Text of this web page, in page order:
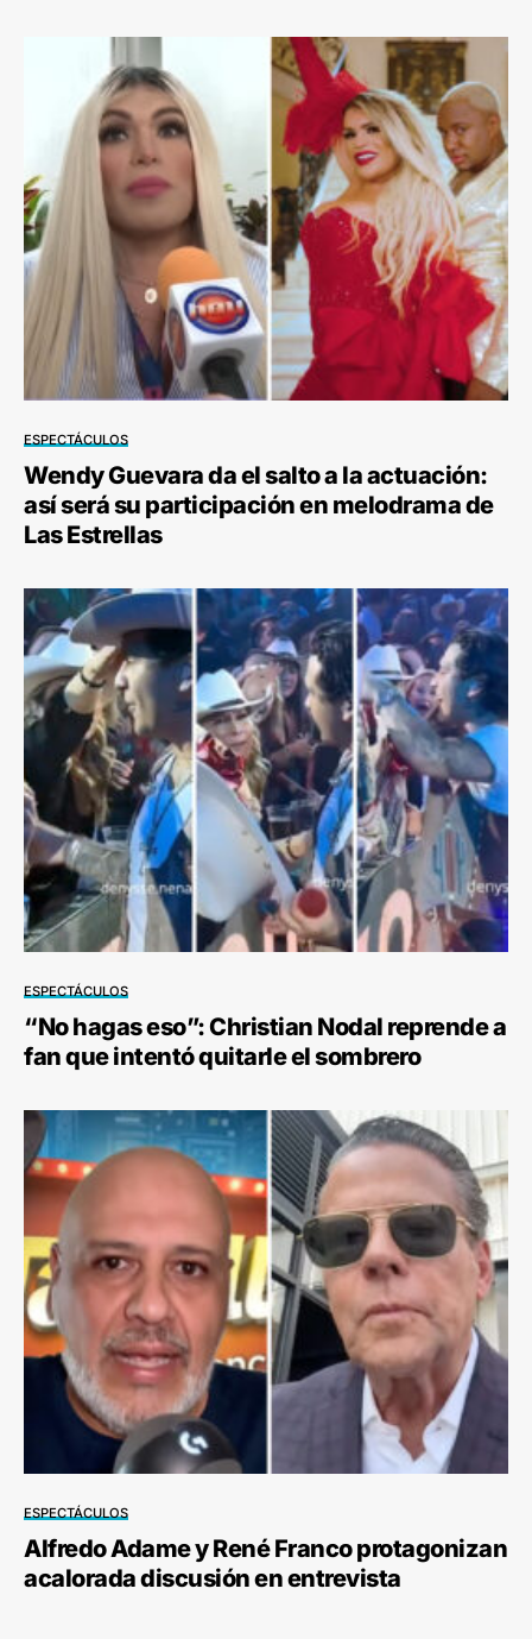
ESPECTÁCULOS
Wendy Guevara da el salto a la actuación:
así será su participación en melodrama de
Las Estrellas
ESPECTÁCULOS
“No hagas eso”: Christian Nodal reprende a
fan que intentó quitarle el sombrero
ESPECTÁCULOS
Alfredo Adame y René Franco protagonizan
acalorada discusión en entrevista